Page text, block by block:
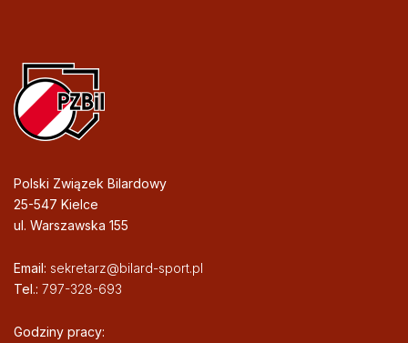
Polski Związek Bilardowy
25-547 Kielce
ul. Warszawska 155
Email: sekretarz@bilard-sport.pl
Tel.: 797-328-693
Godziny pracy: